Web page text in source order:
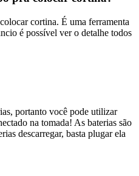
cortina. É uma ferramenta
é possível ver o detalhe todos
portanto você pode utilizar
na tomada! As baterias são
descarregar, basta plugar ela